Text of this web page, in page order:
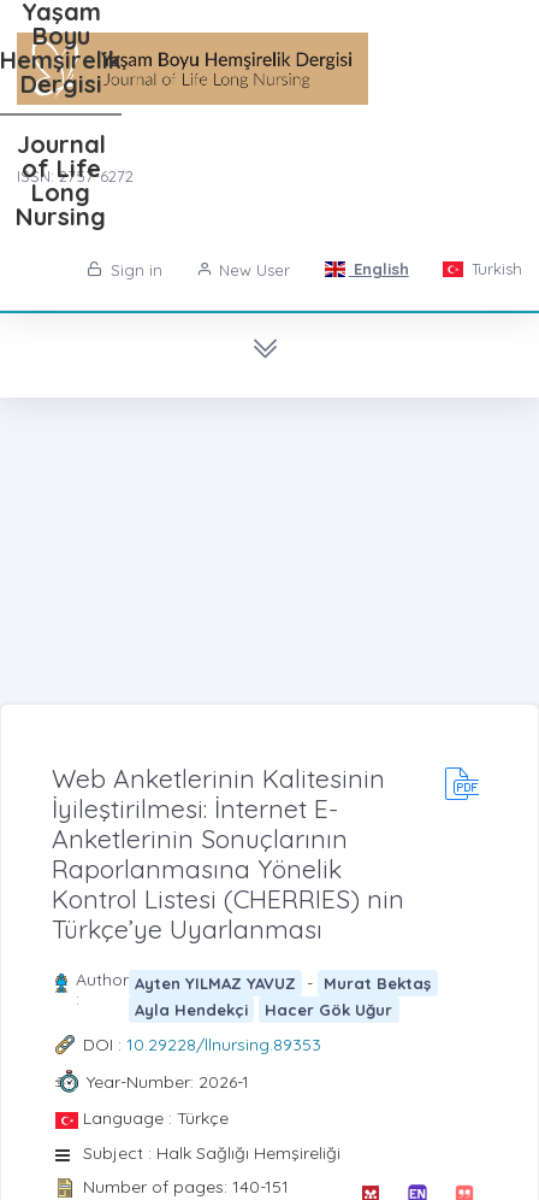
ISSN: 2757-6272
Yaşam
Boyu
Hemşirelik
Dergisi
Journal
of Life
Long
Nursing
Sign in New User English Turkish
Web Anketlerinin Kalitesinin
İyileştirilmesi: İnternet E-
Anketlerinin Sonuçlarının
Raporlanmasına Yönelik
Kontrol Listesi (CHERRIES) nin
Türkçe’ye Uyarlanması
Author
:
Ayten YILMAZ YAVUZ -
Murat Bektaş
Ayla Hendekçi
Hacer Gök Uğur
DOI : 10.29228/llnursing.89353
Year-Number: 2026-1
Language : Türkçe
Subject : Halk Sağlığı Hemşireliği
Number of pages: 140-151